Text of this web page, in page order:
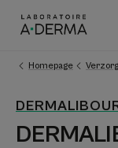
Homepage